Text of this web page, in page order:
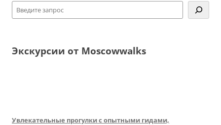
Экскурсии от Moscowwalks
Увлекательные прогулки с опытными гидами,